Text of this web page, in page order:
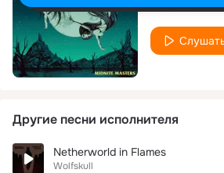
Wolfskull
Другие песни исполнителя
Netherworld in Flames
Wolfskull